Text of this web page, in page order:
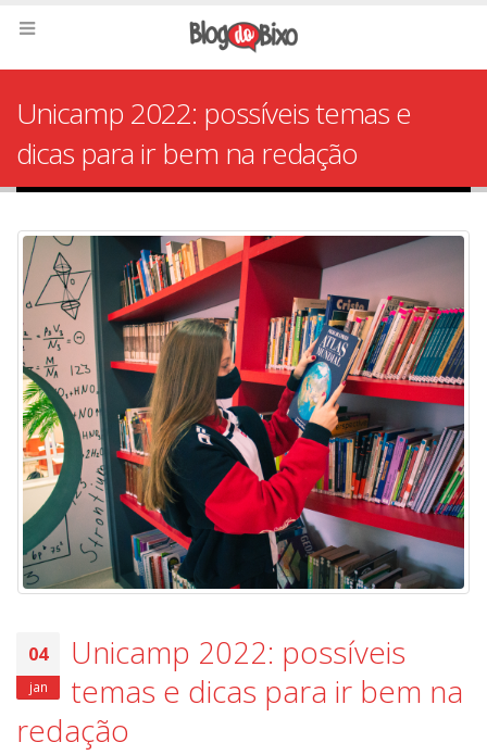
Unicamp 2022: possíveis temas e
dicas para ir bem na redação
04
jan
Unicamp 2022: possíveis
temas e dicas para ir bem na
redação